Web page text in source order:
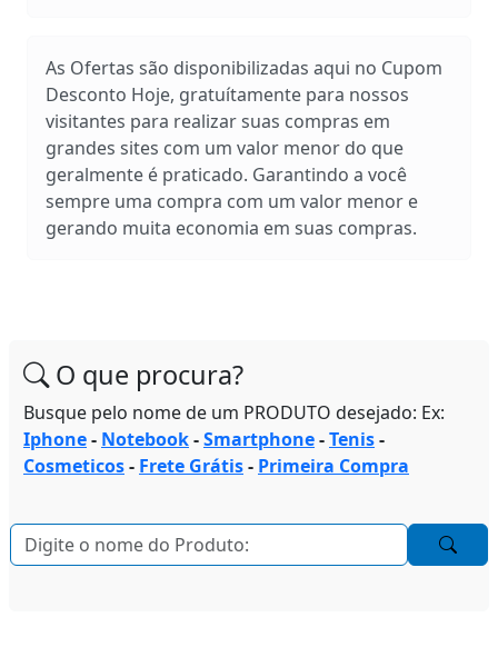
As Ofertas são disponibilizadas aqui no Cupom
Desconto Hoje, gratuítamente para nossos
visitantes para realizar suas compras em
grandes sites com um valor menor do que
geralmente é praticado. Garantindo a você
sempre uma compra com um valor menor e
gerando muita economia em suas compras.
O que procura?
Busque pelo nome de um PRODUTO desejado: Ex:
Iphone- Notebook-Smartphone-Tenis-
Cosmeticos- Frete Grátis- Primeira Compra